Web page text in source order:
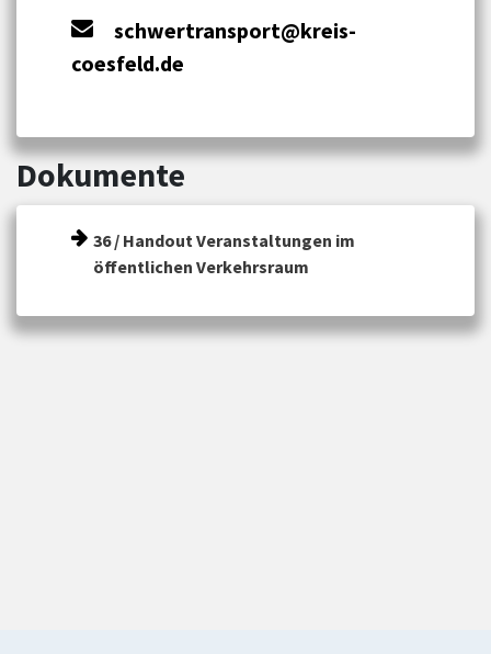
schwertransport@kreis-
coesfeld.de
Dokumente
36 / Handout Veranstaltungen im
öffentlichen Verkehrsraum